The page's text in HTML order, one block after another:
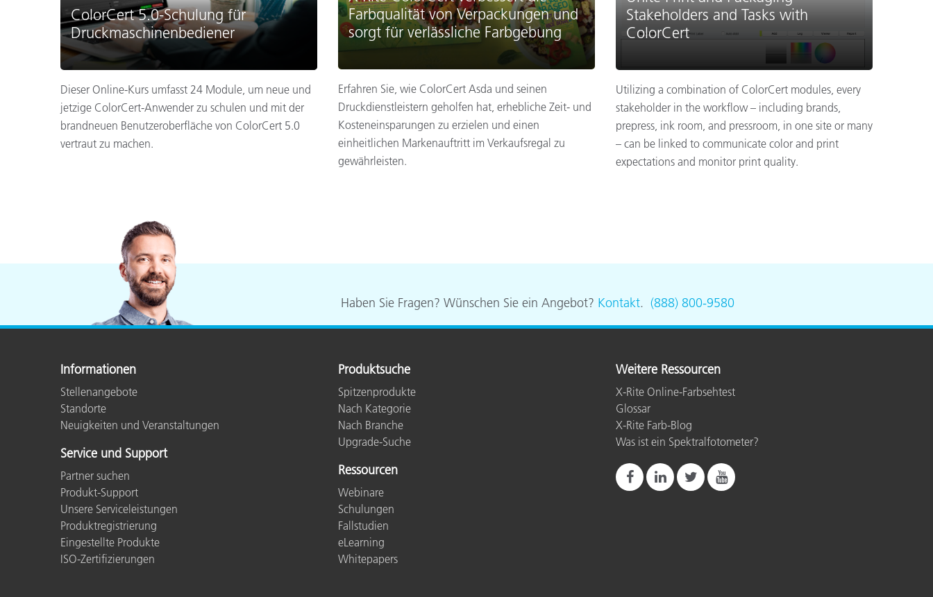
ColorCert 5.0-Schulung für
Druckmaschinenbediener
Dieser Online-Kurs umfasst 24 Module, um neue und
jetzige ColorCert-Anwender zu schulen und mit der
brandneuen Benutzeroberfläche von ColorCert 5.0
vertraut zu machen.
Farbqualität von Verpackungen und
sorgt für verlässliche Farbgebung
Erfahren Sie, wie ColorCert Asda und seinen
Druckdienstleistern geholfen hat, erhebliche Zeit- und
Kosteneinsparungen zu erzielen und einen
einheitlichen Markenauftritt im Verkaufsregal zu
gewährleisten.
Stakeholders and Tasks with
ColorCert
Utilizing a combination of ColorCert modules, every
stakeholder in the workflow – including brands,
prepress, ink room, and pressroom, in one site or many
– can be linked to communicate color and print
expectations and monitor print quality.
Haben Sie Fragen? Wünschen Sie ein Angebot? Kontakt. (888) 800-9580
Informationen
Stellenangebote
Standorte
Neuigkeiten und Veranstaltungen
Service und Support
Partner suchen
Produkt-Support
Unsere Serviceleistungen
Produktregistrierung
Eingestellte Produkte
ISO-Zertifizierungen
Produktsuche
Spitzenprodukte
Nach Kategorie
Nach Branche
Upgrade-Suche
Ressourcen
Webinare
Schulungen
Fallstudien
eLearning
Whitepapers
Weitere Ressourcen
X-Rite Online-Farbsehtest
Glossar
X-Rite Farb-Blog
Was ist ein Spektralfotometer?